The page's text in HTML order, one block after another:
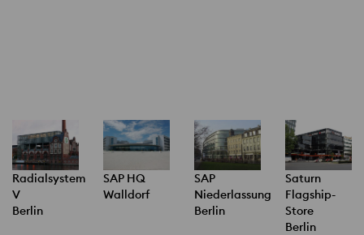
Radialsystem
V
Berlin
SAP HQ
Walldorf
SAP
Niederlassung
Berlin
Saturn
Flagship-
Store
Berlin